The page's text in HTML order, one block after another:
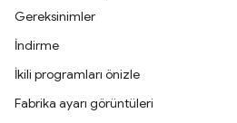
Gereksinimler
İndirme
İkili programları önizle
Fabrika ayarı görüntüleri